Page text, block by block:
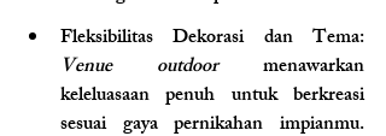
Fleksibilitas Dekorasi dan Tema
Venue outdoor menawarkan
keleluasaan penuh untuk berkreasi
sesuai gaya pernikahan impianmu.